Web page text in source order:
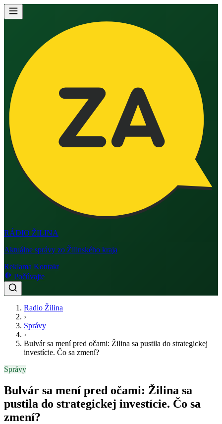
RÁDIO ŽILINA
Aktuálne správy zo Žilinského kraja
Reklama Kontakt
Počúvajte
Radio Žilina
›
Správy
›
Bulvár sa mení pred očami: Žilina sa pustila do strategickej
investície. Čo sa zmení?
Správy
Bulvár sa mení pred očami: Žilina sa
pustila do strategickej investície. Čo sa
zmení?